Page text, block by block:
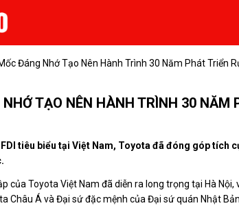
Đáng Nhớ Tạo Nên Hành Trình 30 Năm Phát Triển
TẠO NÊN HÀNH TRÌNH 30 NĂM
tiêu biểu tại Việt Nam, Toyota đã đóng góp tích
của Toyota Việt Nam đã diễn ra long trọng tại Hà
Châu Á và Đại sứ đặc mệnh của Đại sứ quán Nhật Bản.